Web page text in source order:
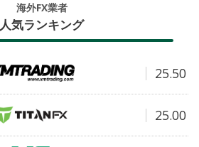
海外FX業者
人気ランキング
25.50
25.00